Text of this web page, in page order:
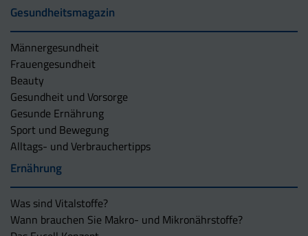
Gesundheitsmagazin
Männergesundheit
Frauengesundheit
Beauty
Gesundheit und Vorsorge
Gesunde Ernährung
Sport und Bewegung
Alltags- und Verbrauchertipps
Ernährung
Was sind Vitalstoffe?
Wann brauchen Sie Makro- und Mikronährstoffe?